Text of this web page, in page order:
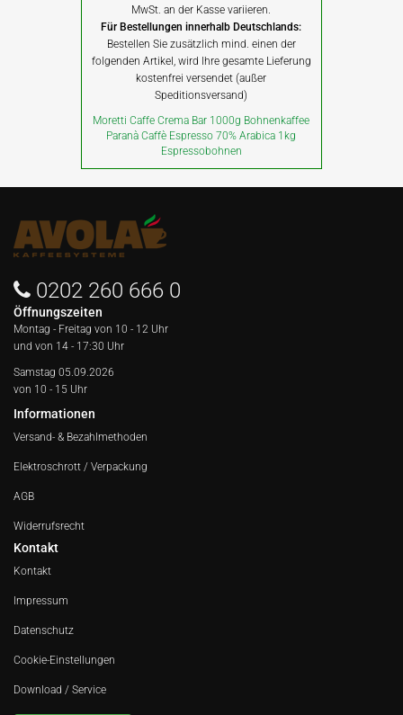
MwSt. an der Kasse variieren.
Für Bestellungen innerhalb Deutschlands:
Bestellen Sie zusätzlich mind. einen der
folgenden Artikel, wird Ihre gesamte Lieferung
kostenfrei versendet (außer
Speditionsversand)
Moretti Caffe Crema Bar 1000g Bohnenkaffee
Paranà Caffè Espresso 70% Arabica 1kg
Espressobohnen
0202 260 666 0
Öffnungszeiten
Montag - Freitag von 10 - 12 Uhr
und von 14 - 17:30 Uhr
Samstag 05.09.2026
von 10 - 15 Uhr
Informationen
Versand- & Bezahlmethoden
Elektroschrott / Verpackung
AGB
Widerrufsrecht
Kontakt
Kontakt
Impressum
Datenschutz
Cookie-Einstellungen
Download / Service